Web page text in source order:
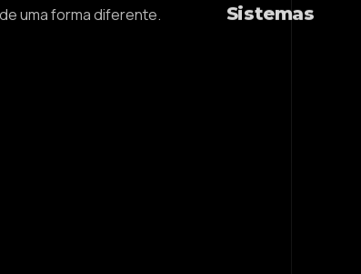
uma forma diferente.
Sistemas